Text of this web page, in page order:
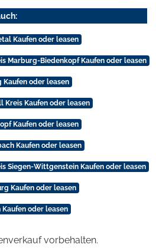
Kaufen oder leasen
Marburg-Biedenkopf Kaufen oder leasen
Kaufen oder leasen
Kreis Kaufen oder leasen
Kaufen oder leasen
Kaufen oder leasen
Siegen-Wittgenstein Kaufen oder leasen
Kaufen oder leasen
Kaufen oder leasen
vorbehalten.